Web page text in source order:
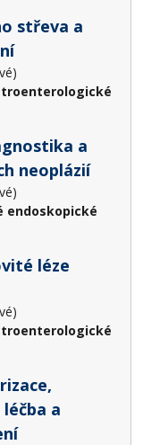
střeva a
a
neoplázií
endoskopické
léze
a